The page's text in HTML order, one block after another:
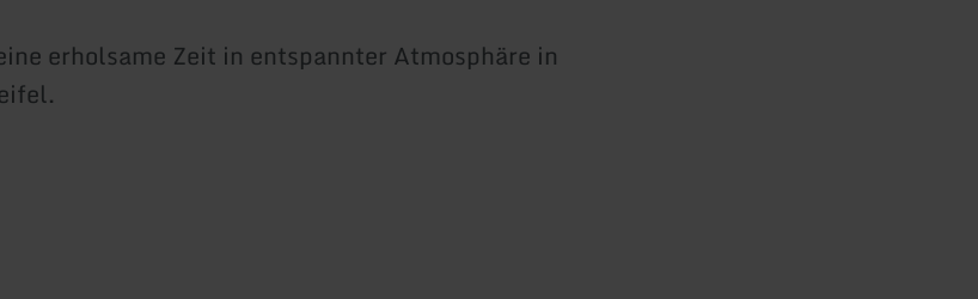
erholsame Zeit in entspannter Atmosphäre in